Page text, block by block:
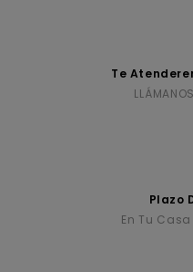
Te
LLÁMANOS
Plazo
En Tu Casa